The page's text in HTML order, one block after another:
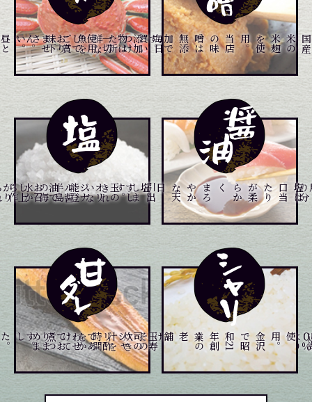
メニュー一覧はこちら
メニュー一覧はこちら
メニュー一覧はこちら
石
川
県
、
富
山
県
の
港
や
市
場
よ
り
毎
日
買
い
つ
け
た
新
鮮
な
魚
を
ご
賞
味
下
さい
。
す 。
当
店
の
味
噌
は
無
添
加
で
す
。
添
加
物
は
一
切
使
用
し
て
お
り
ま
せ
ん
。
は
食
材
の
本
物
の
味
を
引
出
し
ま
す
。
き
れ
い
な
能
登
半
島
の
海
水
か
ら
作
ら
れ 塩
は
口
当
た
り
が
柔
ら
か
く
、
ま
ろ
や
か
な
天
日塩
。
す
し
玉
の
オ
リ
ジ
ナ
ル
醤
油
で
お
召
し
上
が
り
下
さ
い
を
じ
っ
く
り
炊
き
上げ
、
そ
の
炊
き
汁
を
時
間
を
か
け
て
煮
つ
め
ま
した 。
金
沢
で
昭
和
2
1
年
創
業
の
老舗
、
玉
寿
司
の
シ
ャ
リ
酢
で
あ
わ
せ
て
お
り
ま
す
。